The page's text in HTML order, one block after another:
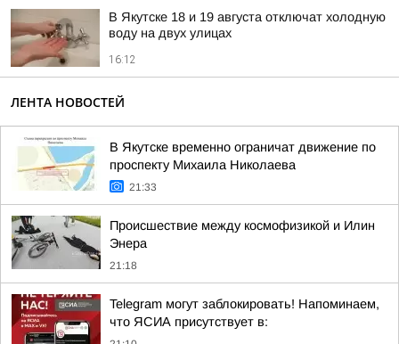
В Якутске 18 и 19 августа отключат холодную
воду на двух улицах
16:12
ЛЕНТА НОВОСТЕЙ
В Якутске временно ограничат движение по
проспекту Михаила Николаева
21:33
Происшествие между космофизикой и Илин
Энера
21:18
Telegram могут заблокировать! Напоминаем,
что ЯСИА присутствует в: